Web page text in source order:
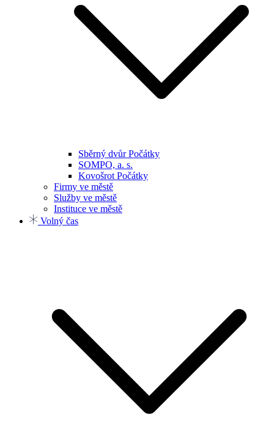
Sběrný dvůr Počátky
SOMPO, a. s.
Kovošrot Počátky
Firmy ve městě
Služby ve městě
Instituce ve městě
Volný čas